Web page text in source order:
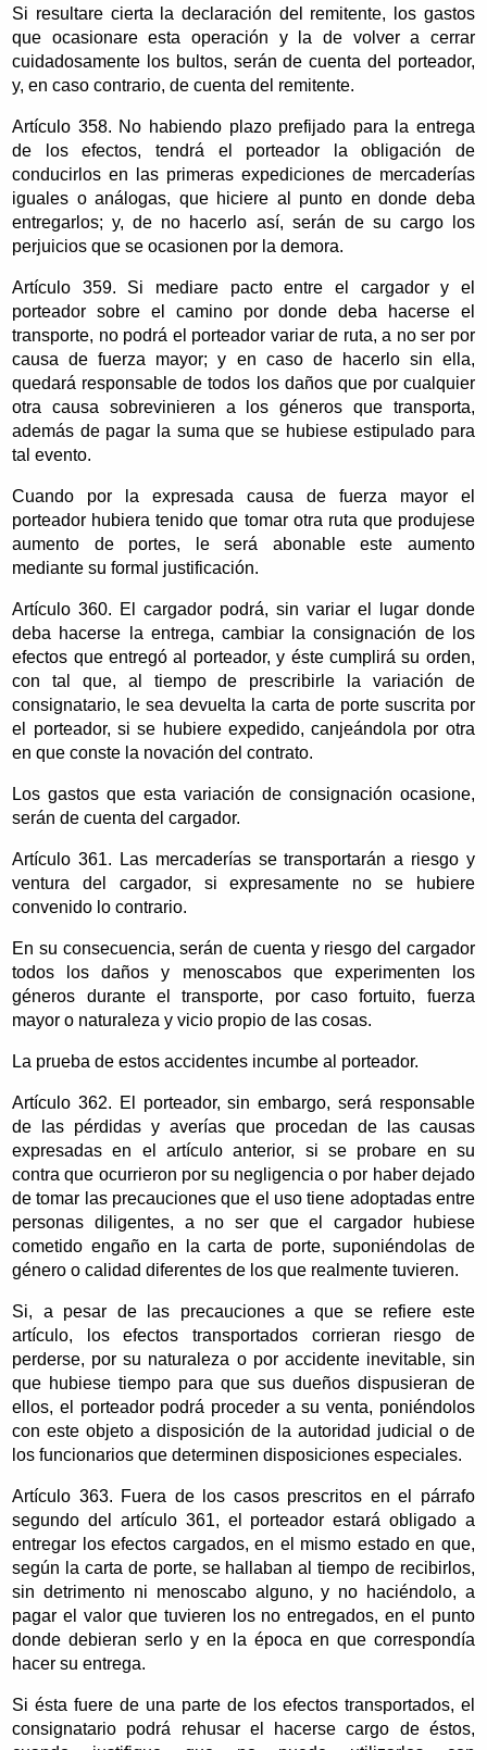
Si resultare cierta la declaración del remitente, los gastos
que ocasionare esta operación y la de volver a cerrar
cuidadosamente los bultos, serán de cuenta del porteador,
y, en caso contrario, de cuenta del remitente.
Artículo 358. No habiendo plazo prefijado para la entrega
de los efectos, tendrá el porteador la obligación de
conducirlos en las primeras expediciones de mercaderías
iguales o análogas, que hiciere al punto en donde deba
entregarlos; y, de no hacerlo así, serán de su cargo los
perjuicios que se ocasionen por la demora.
Artículo 359. Si mediare pacto entre el cargador y el
porteador sobre el camino por donde deba hacerse el
transporte, no podrá el porteador variar de ruta, a no ser por
causa de fuerza mayor; y en caso de hacerlo sin ella,
quedará responsable de todos los daños que por cualquier
otra causa sobrevinieren a los géneros que transporta,
además de pagar la suma que se hubiese estipulado para
tal evento.
Cuando por la expresada causa de fuerza mayor el
porteador hubiera tenido que tomar otra ruta que produjese
aumento de portes, le será abonable este aumento
mediante su formal justificación.
Artículo 360. El cargador podrá, sin variar el lugar donde
deba hacerse la entrega, cambiar la consignación de los
efectos que entregó al porteador, y éste cumplirá su orden,
con tal que, al tiempo de prescribirle la variación de
consignatario, le sea devuelta la carta de porte suscrita por
el porteador, si se hubiere expedido, canjeándola por otra
en que conste la novación del contrato.
Los gastos que esta variación de consignación ocasione,
serán de cuenta del cargador.
Artículo 361. Las mercaderías se transportarán a riesgo y
ventura del cargador, si expresamente no se hubiere
convenido lo contrario.
En su consecuencia, serán de cuenta y riesgo del cargador
todos los daños y menoscabos que experimenten los
géneros durante el transporte, por caso fortuito, fuerza
mayor o naturaleza y vicio propio de las cosas.
La prueba de estos accidentes incumbe al porteador.
Artículo 362. El porteador, sin embargo, será responsable
de las pérdidas y averías que procedan de las causas
expresadas en el artículo anterior, si se probare en su
contra que ocurrieron por su negligencia o por haber dejado
de tomar las precauciones que el uso tiene adoptadas entre
personas diligentes, a no ser que el cargador hubiese
cometido engaño en la carta de porte, suponiéndolas de
género o calidad diferentes de los que realmente tuvieren.
Si, a pesar de las precauciones a que se refiere este
artículo, los efectos transportados corrieran riesgo de
perderse, por su naturaleza o por accidente inevitable, sin
que hubiese tiempo para que sus dueños dispusieran de
ellos, el porteador podrá proceder a su venta, poniéndolos
con este objeto a disposición de la autoridad judicial o de
los funcionarios que determinen disposiciones especiales.
Artículo 363. Fuera de los casos prescritos en el párrafo
segundo del artículo 361, el porteador estará obligado a
entregar los efectos cargados, en el mismo estado en que,
según la carta de porte, se hallaban al tiempo de recibirlos,
sin detrimento ni menoscabo alguno, y no haciéndolo, a
pagar el valor que tuvieren los no entregados, en el punto
donde debieran serlo y en la época en que correspondía
hacer su entrega.
Si ésta fuere de una parte de los efectos transportados, el
consignatario podrá rehusar el hacerse cargo de éstos,